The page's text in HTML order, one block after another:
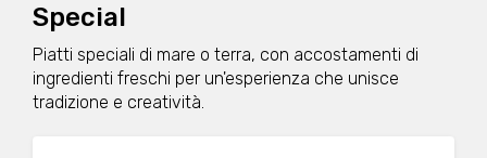
Special
Piatti speciali di mare o terra, con accostamenti di
ingredienti freschi per un'esperienza che unisce
tradizione e creatività.